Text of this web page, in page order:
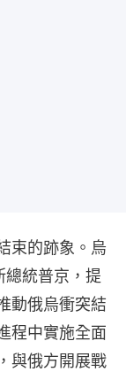
束的跡象。烏
總統普京，提
動俄烏衝突結
程中實施全面
與俄方開展戰